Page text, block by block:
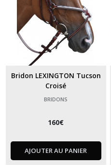
Bridon LEXINGTON Tucson
Croisé
BRIDONS
160€
AJOUTER AU PANIER